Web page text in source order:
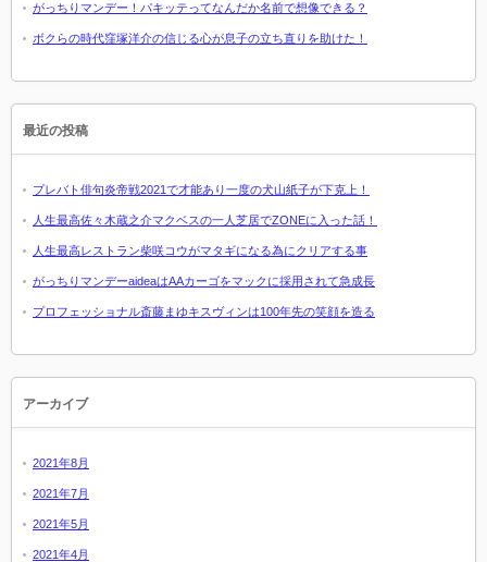
がっちりマンデー！パキッテってなんだか名前で想像できる？
ボクらの時代窪塚洋介の信じる心が息子の立ち直りを助けた！
最近の投稿
プレバト俳句炎帝戦2021で才能あり一度の犬山紙子が下克上！
人生最高佐々木蔵之介マクベスの一人芝居でZONEに入った話！
人生最高レストラン柴咲コウがマタギになる為にクリアする事
がっちりマンデーaideaはAAカーゴをマックに採用されて急成長
プロフェッショナル斎藤まゆキスヴィンは100年先の笑顔を造る
アーカイブ
2021年8月
2021年7月
2021年5月
2021年4月